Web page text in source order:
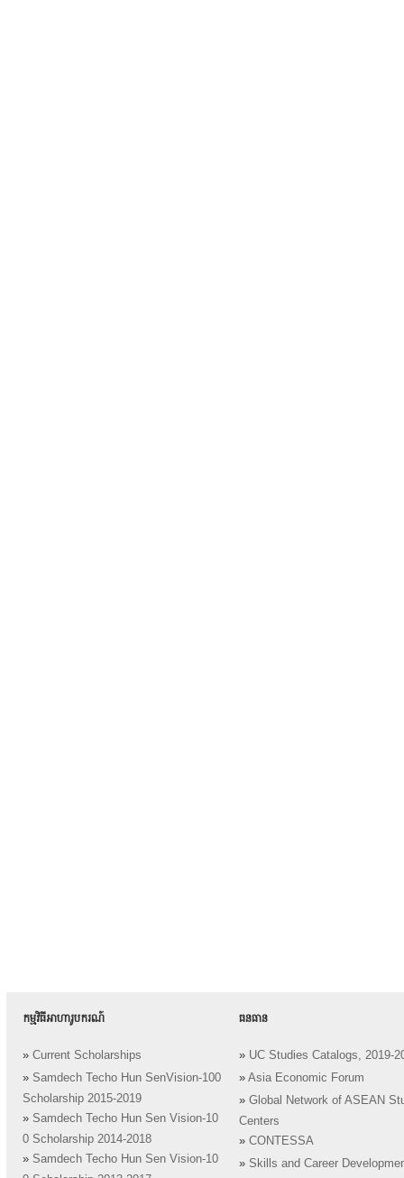
កម្មវិធីអាហារូបករណ៍
» Current Scholarships
» Samdech Techo Hun SenVision-100
Scholarship 2015-2019
» Samdech Techo Hun Sen Vision-10
0 Scholarship 2014-2018
» Samdech Techo Hun Sen Vision-10
ធនធាន
» UC Studies Catalogs, 2019-
» Asia Economic Forum
» Global Network of ASEAN
Centers
» CONTESSA
» Skills and Career